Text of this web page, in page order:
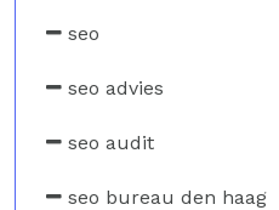
seo
seo advies
seo audit
seo bureau den haag